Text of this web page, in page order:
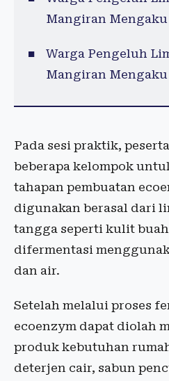
Mangiran
Warga Pengeluh
Mangiran
Pada sesi praktik,
beberapa kelompok
tahapan pembuatan
digunakan berasal dari
tangga seperti kulit
difermentasi
dan air.
Setelah melalui proses
ecoenzym dapat diolah
produk kebutuhan
deterjen cair, sabun